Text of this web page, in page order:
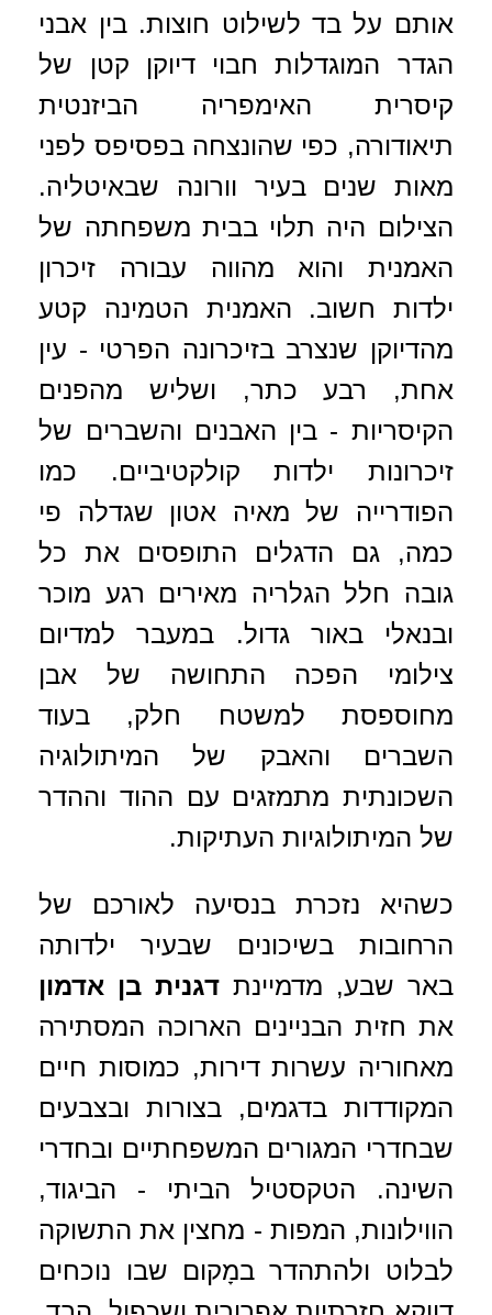
אותם על בד לשילוט חוצות. בין אבני
הגדר המוגדלות חבוי דיוקן קטן של
קיסרית האימפריה הביזנטית
תיאודורה, כפי שהונצחה בפסיפס לפני
מאות שנים בעיר וורונה שבאיטליה.
הצילום היה תלוי בבית משפחתה של
האמנית והוא מהווה עבורה זיכרון
ילדות חשוב. האמנית הטמינה קטע
מהדיוקן שנצרב בזיכרונה הפרטי - עין
אחת, רבע כתר, ושליש מהפנים
הקיסריות - בין האבנים והשברים של
זיכרונות ילדות קולקטיביים. כמו
הפודרייה של מאיה אטון שגדלה פי
כמה, גם הדגלים התופסים את כל
גובה חלל הגלריה מאירים רגע מוכר
ובנאלי באור גדול. במעבר למדיום
צילומי הפכה התחושה של אבן
מחוספסת למשטח חלק, בעוד
השברים והאבק של המיתולוגיה
השכונתית מתמזגים עם ההוד וההדר
של המיתולוגיות העתיקות.
כשהיא נזכרת בנסיעה לאורכם של
הרחובות בשיכונים שבעיר ילדותה
באר שבע, מדמיינת דגנית בן אדמון
את חזית הבניינים הארוכה המסתירה
מאחוריה עשרות דירות, כמוסות חיים
המקודדות בדגמים, בצורות ובצבעים
שבחדרי המגורים המשפחתיים ובחדרי
השינה. הטקסטיל הביתי - הביגוד,
הווילונות, המפות - מחצין את התשוקה
לבלוט ולהתהדר במָקום שבו נוכחים